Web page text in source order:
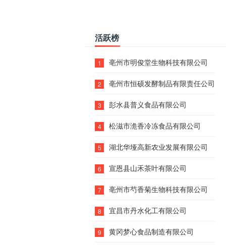
活跃榜
1 亳州市明俊堂生物科技有限公司
2 亳州市恒硕发酵制品有限责任公司
3 彭水县普义食品有限公司
4 松滋市洈香冷冻食品有限公司
5 湖北华垭高新农业发展有限公司
6 宣恩县山禾茶叶有限公司
7 亳州市芍香菊生物科技有限公司
8 宜昌市丹水化工有限公司
9 黄冈梦心食品制造有限公司